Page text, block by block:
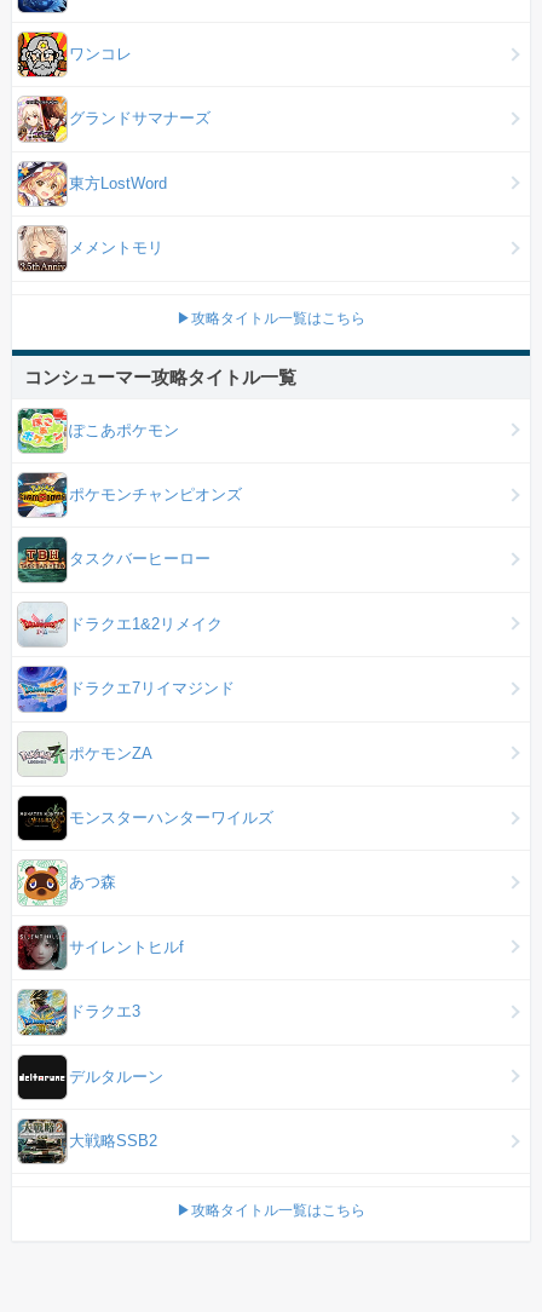
ワンコレ
グランドサマナーズ
東方LostWord
メメントモリ
▶攻略タイトル一覧はこちら
コンシューマー攻略タイトル一覧
ぽこあポケモン
ポケモンチャンピオンズ
タスクバーヒーロー
ドラクエ1&2リメイク
ドラクエ7リイマジンド
ポケモンZA
モンスターハンターワイルズ
あつ森
サイレントヒルf
ドラクエ3
デルタルーン
大戦略SSB2
▶攻略タイトル一覧はこちら